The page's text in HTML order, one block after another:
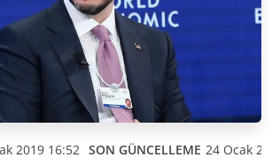
2019 16:52 SON GÜNCELLEME 24 Ocak